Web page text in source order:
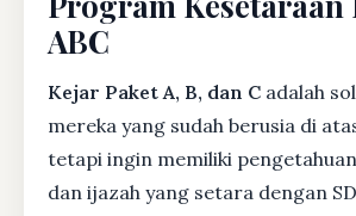
ABC
Kejar Paket A, B, dan C adalah
mereka yang sudah berusia di
tetapi ingin memiliki
dan ijazah yang setara dengan